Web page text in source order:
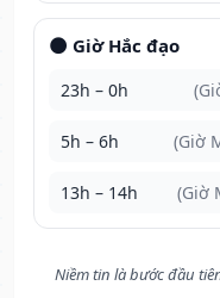
🌑 Giờ Hắc đạo
23h – 0h
5h – 6h (Giờ
13h – 14h (Giờ
Niềm tin là bước đầu